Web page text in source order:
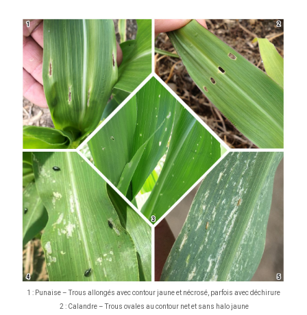
1 : Punaise – Trous allongés avec contour jaune et nécrosé, parfois avec déchirure
2 : Calandre – Trous ovales au contour net et sans halo jaune